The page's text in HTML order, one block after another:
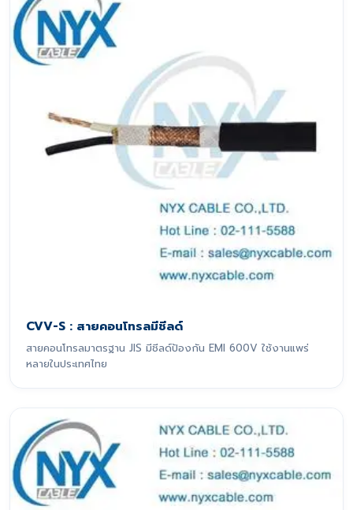
CVV-S : สายคอนโทรลมีชีลด์
สายคอนโทรลมาตรฐาน JIS มีชีลด์ป้องกัน EMI 600V ใช้งานแพร่
หลายในประเทศไทย